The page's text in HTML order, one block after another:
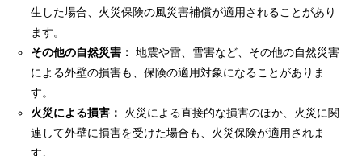
生した場合、火災保険の風災害補償が適用されることがあり
ます。
その他の自然災害： 地震や雷、雪害など、その他の自然災害
による外壁の損害も、保険の適用対象になることがありま
す。
火災による損害：
火災による直接的な損害のほか、火災に関
連して外壁に損害を受けた場合も、火災保険が適用されま
す。